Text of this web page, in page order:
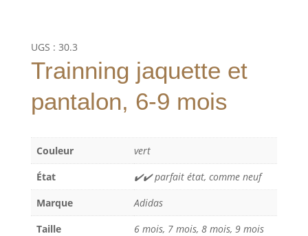
UGS : 30.3
Trainning jaquette et
pantalon, 6-9 mois
Couleur
vert
État
✔️✔️ parfait état, comme neuf
Marque
Adidas
Taille
6 mois, 7 mois, 8 mois, 9 mois